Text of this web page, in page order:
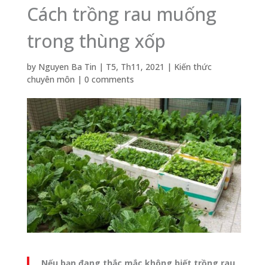
Cách trồng rau muống
trong thùng xốp
by Nguyen Ba Tin | T5, Th11, 2021 | Kiến thức
chuyên môn | 0 comments